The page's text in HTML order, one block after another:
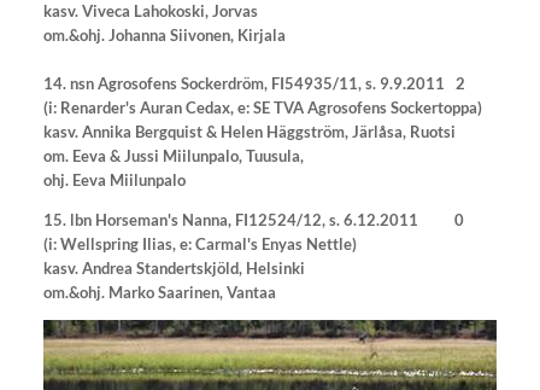
kasv.Viveca Lahokoski, Jorvas
om.&ohj. Johanna Siivonen, Kirjala
14. nsn Agrosofens Sockerdröm, FI54935/11, s. 9.9.2011 2
(i: Renarder's Auran Cedax, e: SE TVA Agrosofens Sockertoppa)
kasv. Annika Bergquist & Helen Häggström, Järlåsa, Ruotsi
om. Eeva & Jussi Miilunpalo, Tuusula,
ohj. Eeva Miilunpalo
15. lbn Horseman's Nanna, FI12524/12, s. 6.12.2011 0
(i: Wellspring Ilias, e: Carmal's Enyas Nettle)
kasv.Andrea Standertskjöld, Helsinki
om.&ohj. Marko Saarinen, Vantaa